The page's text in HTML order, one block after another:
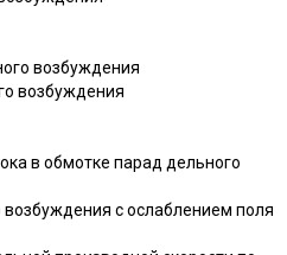
возбуждения
возбуждения
в обмотке парад дельного
с ослаблением поля